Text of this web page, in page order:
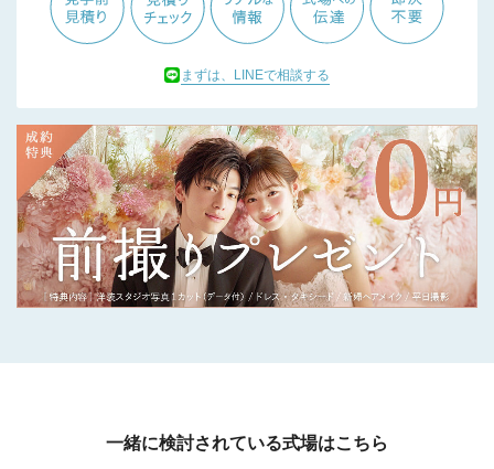
まずは、LINEで相談する
一緒に検討されている式場はこちら